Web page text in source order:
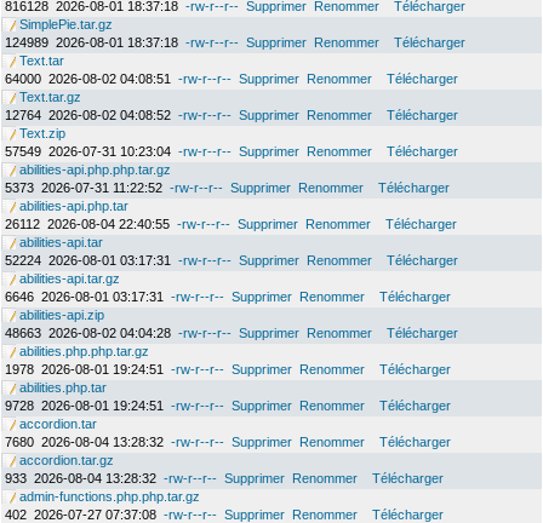
816128 2026-08-01 18:37:18 -rw-r--r-- Supprimer Renommer
Télécharger
SimplePie.tar.gz
124989 2026-08-01 18:37:18 -rw-r--r-- Supprimer Renommer
Télécharger
Text.tar
64000 2026-08-02 04:08:51 -rw-r--r-- Supprimer Renommer
Télécharger
Text.tar.gz
12764 2026-08-02 04:08:52 -rw-r--r-- Supprimer Renommer
Télécharger
Text.zip
57549 2026-07-31 10:23:04 -rw-r--r-- Supprimer Renommer
Télécharger
abilities-api.php.php.tar.gz
5373 2026-07-31 11:22:52 -rw-r--r-- Supprimer Renommer
Télécharger
abilities-api.php.tar
26112 2026-08-04 22:40:55 -rw-r--r-- Supprimer Renommer
Télécharger
abilities-api.tar
52224 2026-08-01 03:17:31 -rw-r--r-- Supprimer Renommer
Télécharger
abilities-api.tar.gz
6646 2026-08-01 03:17:31 -rw-r--r-- Supprimer Renommer
Télécharger
abilities-api.zip
48663 2026-08-02 04:04:28 -rw-r--r-- Supprimer Renommer
Télécharger
abilities.php.php.tar.gz
1978 2026-08-01 19:24:51 -rw-r--r-- Supprimer Renommer
Télécharger
abilities.php.tar
9728 2026-08-01 19:24:51 -rw-r--r-- Supprimer Renommer
Télécharger
accordion.tar
7680 2026-08-04 13:28:32 -rw-r--r-- Supprimer Renommer
Télécharger
accordion.tar.gz
933 2026-08-04 13:28:32 -rw-r--r-- Supprimer Renommer
Télécharger
admin-functions.php.php.tar.gz
402 2026-07-27 07:37:08 -rw-r--r-- Supprimer Renommer
Télécharger